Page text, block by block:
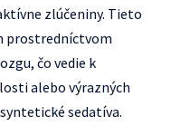
zlúčeniny. Tieto
prostredníctvom
čo vedie k
alebo výrazných
sedatíva.